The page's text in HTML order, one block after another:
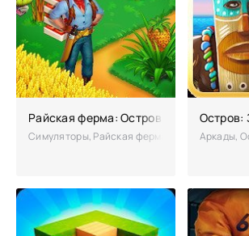
Райская ферма: Остров Удачи
Симуляторы, Райская ферма: Остров Удачи
Остров:
Аркады,